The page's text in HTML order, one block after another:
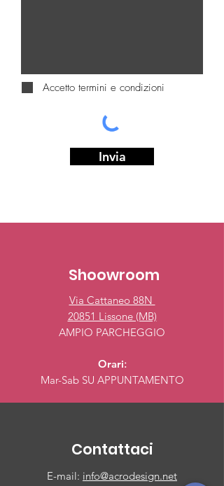
Accetto termini e condizioni
Invia
Shoowroom
Via Cattaneo 88N
20851 Lissone (MB)
AMPIO PARCHEGGIO
Orari:
Mar-Sab SU APPUNTAMENTO
Contattaci
E-mail: info@acrodesign.net